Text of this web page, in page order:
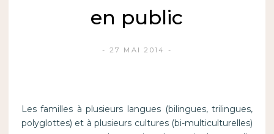
en public
27 MAI 2014
Les familles à plusieurs langues (bilingues, trilingues,
polyglottes) et à plusieurs cultures (bi-multiculturelles)